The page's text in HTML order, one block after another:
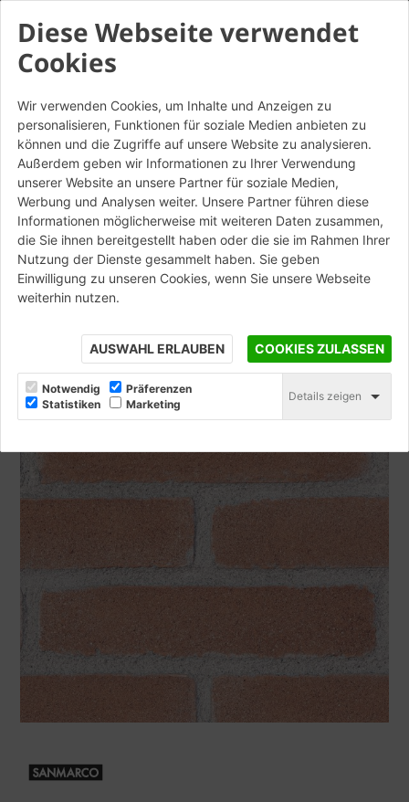
Diese Webseite verwendet
Cookies
Wir verwenden Cookies, um Inhalte und Anzeigen zu
personalisieren, Funktionen für soziale Medien anbieten zu
können und die Zugriffe auf unsere Website zu analysieren.
Außerdem geben wir Informationen zu Ihrer Verwendung
unserer Website an unsere Partner für soziale Medien,
Werbung und Analysen weiter. Unsere Partner führen diese
Informationen möglicherweise mit weiteren Daten zusammen,
die Sie ihnen bereitgestellt haben oder die sie im Rahmen Ihrer
Nutzung der Dienste gesammelt haben. Sie geben
Einwilligung zu unseren Cookies, wenn Sie unsere Webseite
weiterhin nutzen.
AUSWAHL ERLAUBEN COOKIES ZULASSEN
Notwendig
Präferenzen
Statistiken
Marketing
Details zeigen
Classico Rosso - Listello da
tavella
Altre Colorazioni
STAMPA